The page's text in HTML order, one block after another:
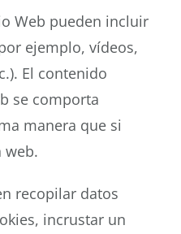
Web pueden incluir
ejemplo, vídeos,
El contenido
se comporta
manera que si
web.
recopilar datos
incrustar un